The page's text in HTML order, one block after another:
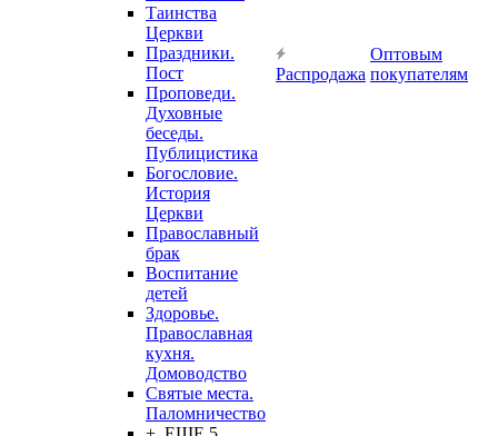
Таинства
Церкви
Праздники.
Пост
Проповеди.
Духовные
беседы.
Публицистика
Богословие.
История
Церкви
Православный
брак
Воспитание
детей
Здоровье.
Православная
кухня.
Домоводство
Святые места.
Паломничество
Распродажа
Оптовым
покупателям